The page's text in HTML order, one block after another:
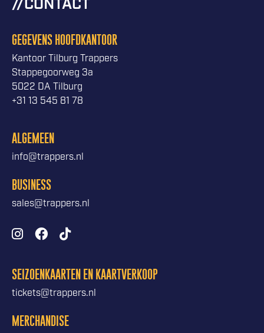
CONTACT
GEGEVENS HOOFDKANTOOR
Kantoor Tilburg Trappers
Stappegoorweg 3a
5022 DA Tilburg
+31 13 545 81 78
ALGEMEEN
info@trappers.nl
BUSINESS
sales@trappers.nl
SEIZOENKAARTEN EN KAARTVERKOOP
tickets@trappers.nl
MERCHANDISE